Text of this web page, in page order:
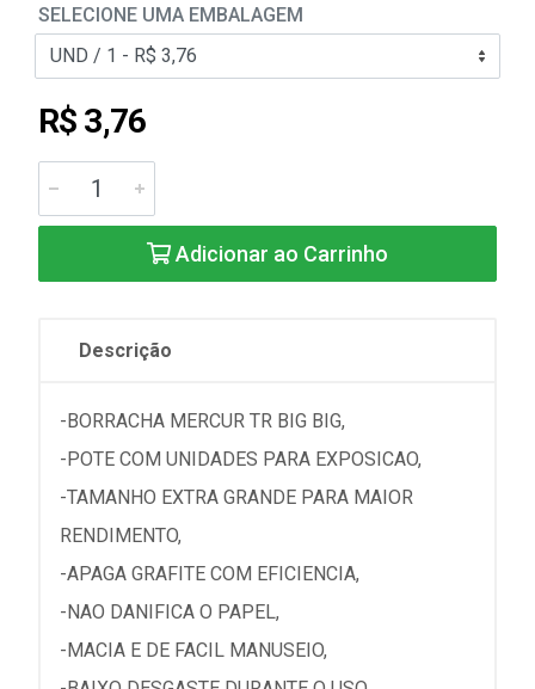
SELECIONE UMA EMBALAGEM
R$ 3,76
Adicionar ao Carrinho
Descrição
-BORRACHA MERCUR TR BIG BIG,
-POTE COM UNIDADES PARA EXPOSICAO,
-TAMANHO EXTRA GRANDE PARA MAIOR
RENDIMENTO,
-APAGA GRAFITE COM EFICIENCIA,
-NAO DANIFICA O PAPEL,
-MACIA E DE FACIL MANUSEIO,